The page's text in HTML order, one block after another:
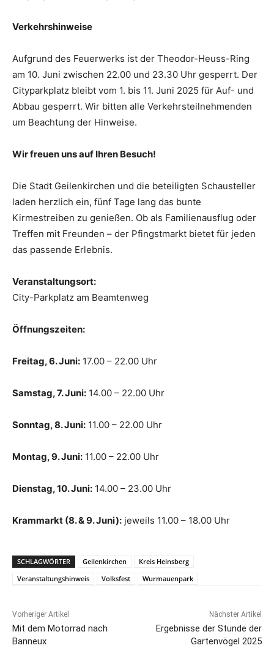
Verkehrshinweise
Aufgrund des Feuerwerks ist der Theodor-Heuss-Ring
am 10. Juni zwischen 22.00 und 23.30 Uhr gesperrt. Der
Cityparkplatz bleibt vom 1. bis 11. Juni 2025 für Auf- und
Abbau gesperrt. Wir bitten alle Verkehrsteilnehmenden
um Beachtung der Hinweise.
Wir freuen uns auf Ihren Besuch!
Die Stadt Geilenkirchen und die beteiligten Schausteller
laden herzlich ein, fünf Tage lang das bunte
Kirmestreiben zu genießen. Ob als Familienausflug oder
Treffen mit Freunden – der Pfingstmarkt bietet für jeden
das passende Erlebnis.
Veranstaltungsort:
City-Parkplatz am Beamtenweg
Öffnungszeiten:
Freitag, 6. Juni: 17.00 – 22.00 Uhr
Samstag, 7. Juni: 14.00 – 22.00 Uhr
Sonntag, 8. Juni: 11.00 – 22.00 Uhr
Montag, 9. Juni: 11.00 – 22.00 Uhr
Dienstag, 10. Juni: 14.00 – 23.00 Uhr
Krammarkt (8. & 9. Juni): jeweils 11.00 – 18.00 Uhr
SCHLAGWÖRTER Geilenkirchen
Kreis Heinsberg
Veranstaltungshinweis
Volksfest Wurmauenpark
Vorheriger Artikel
Mit dem Motorrad nach
Banneux
Nächster Artikel
Ergebnisse der Stunde der
Gartenvögel 2025